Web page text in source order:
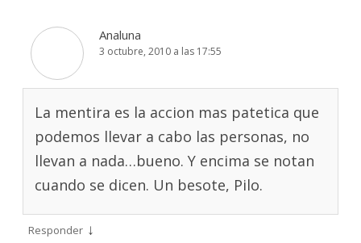
Analuna
3 octubre, 2010 a las 17:55
La mentira es la accion mas patetica que
podemos llevar a cabo las personas, no
llevan a nada…bueno. Y encima se notan
cuando se dicen. Un besote, Pilo.
Responder ↓